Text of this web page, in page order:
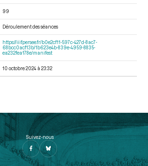
99
Déroulement des séances
https://iiif.persee.fr/b0e2cf11-597c-427d-8ac7-
68bcc0acf13b/1b623e4b-839e-4959-8835-
ea232fea178e/manifest
10 octobre 2024 à 23:32
Suivez-nous